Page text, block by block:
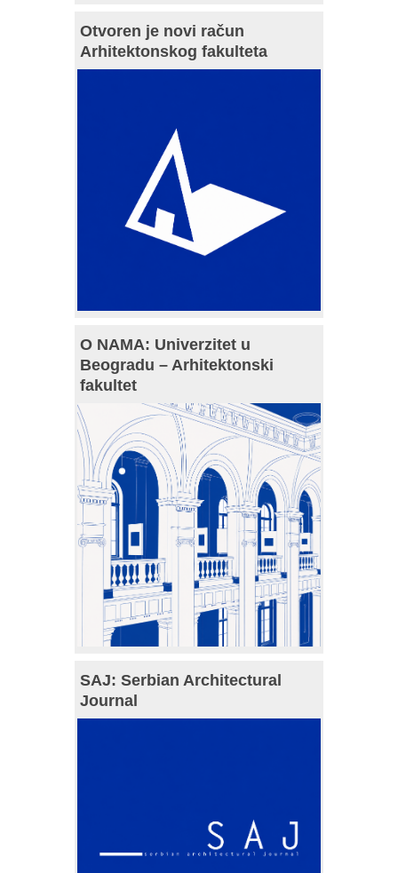
Otvoren je novi račun
Arhitektonskog fakulteta
O NAMA: Univerzitet u
Beogradu – Arhitektonski
fakultet
SAJ: Serbian Architectural
Journal